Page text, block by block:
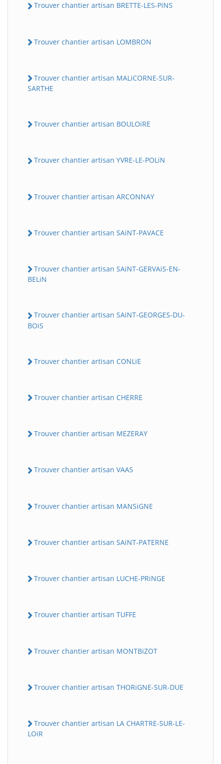
Trouver chantier artisan BRETTE-LES-PiNS
Trouver chantier artisan LOMBRON
Trouver chantier artisan MALiCORNE-SUR-
SARTHE
Trouver chantier artisan BOULOiRE
Trouver chantier artisan YVRE-LE-POLiN
Trouver chantier artisan ARCONNAY
Trouver chantier artisan SAiNT-PAVACE
Trouver chantier artisan SAiNT-GERVAiS-EN-
BELiN
Trouver chantier artisan SAiNT-GEORGES-DU-
BOiS
Trouver chantier artisan CONLiE
Trouver chantier artisan CHERRE
Trouver chantier artisan MEZERAY
Trouver chantier artisan VAAS
Trouver chantier artisan MANSiGNE
Trouver chantier artisan SAiNT-PATERNE
Trouver chantier artisan LUCHE-PRiNGE
Trouver chantier artisan TUFFE
Trouver chantier artisan MONTBiZOT
Trouver chantier artisan THORiGNE-SUR-DUE
Trouver chantier artisan LA CHARTRE-SUR-LE-
LOiR